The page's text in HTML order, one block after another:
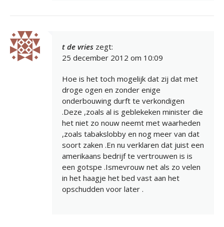
t de vries zegt:
25 december 2012 om 10:09
Hoe is het toch mogelijk dat zij dat met
droge ogen en zonder enige
onderbouwing durft te verkondigen
.Deze ,zoals al is geblekeken minister die
het niet zo nouw neemt met waarheden
,zoals tabakslobby en nog meer van dat
soort zaken .En nu verklaren dat juist een
amerikaans bedrijf te vertrouwen is is
een gotspe .Ismevrouw net als zo velen
in het haagje het bed vast aan het
opschudden voor later .